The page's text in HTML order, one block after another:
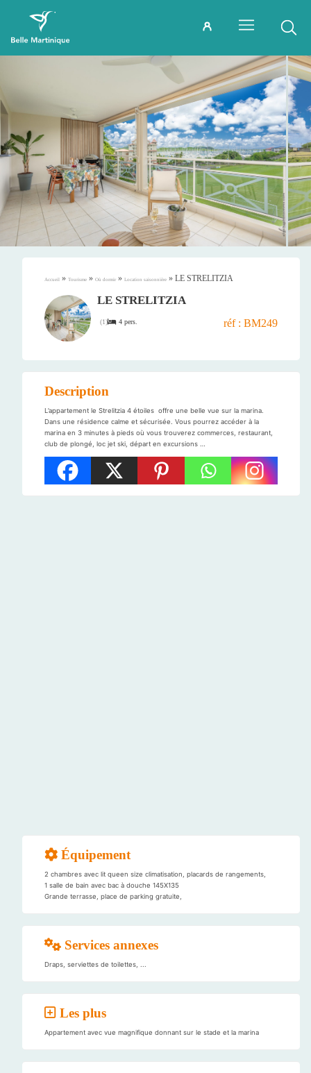
Accueil » Tourisme » Où dormir » Location saisonnière » LE STRELITZIA
LE STRELITZIA
(1) 4 pers. réf : BM249
Description
L’appartement le Strelitzia 4 étoiles offre une belle vue sur la marina.
Dans une résidence calme et sécurisée. Vous pourrez accéder à la
marina en 3 minutes à pieds où vous trouverez commerces, restaurant,
club de plongé, loc jet ski, départ en excursions …
Équipement
2 chambres avec lit queen size climatisation, placards de rangements,
1 salle de bain avec bac à douche 145X135
Grande terrasse, place de parking gratuite,
Services annexes
Draps, serviettes de toilettes, ...
Les plus
Appartement avec vue magnifique donnant sur le stade et la marina